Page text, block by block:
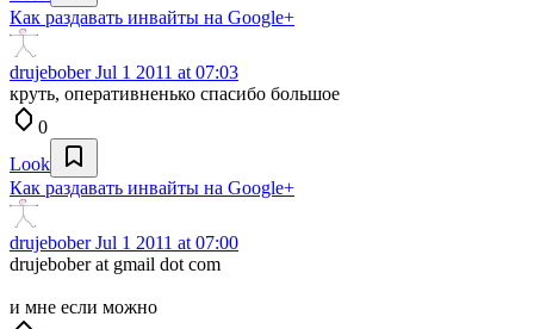
Как раздавать инвайты на Google+
drujeboberJul 1 2011 at 07:03
круть, оперативненько спасибо большое
0
Look
Как раздавать инвайты на Google+
drujeboberJul 1 2011 at 07:00
drujebober at gmail dot com
и мне если можно